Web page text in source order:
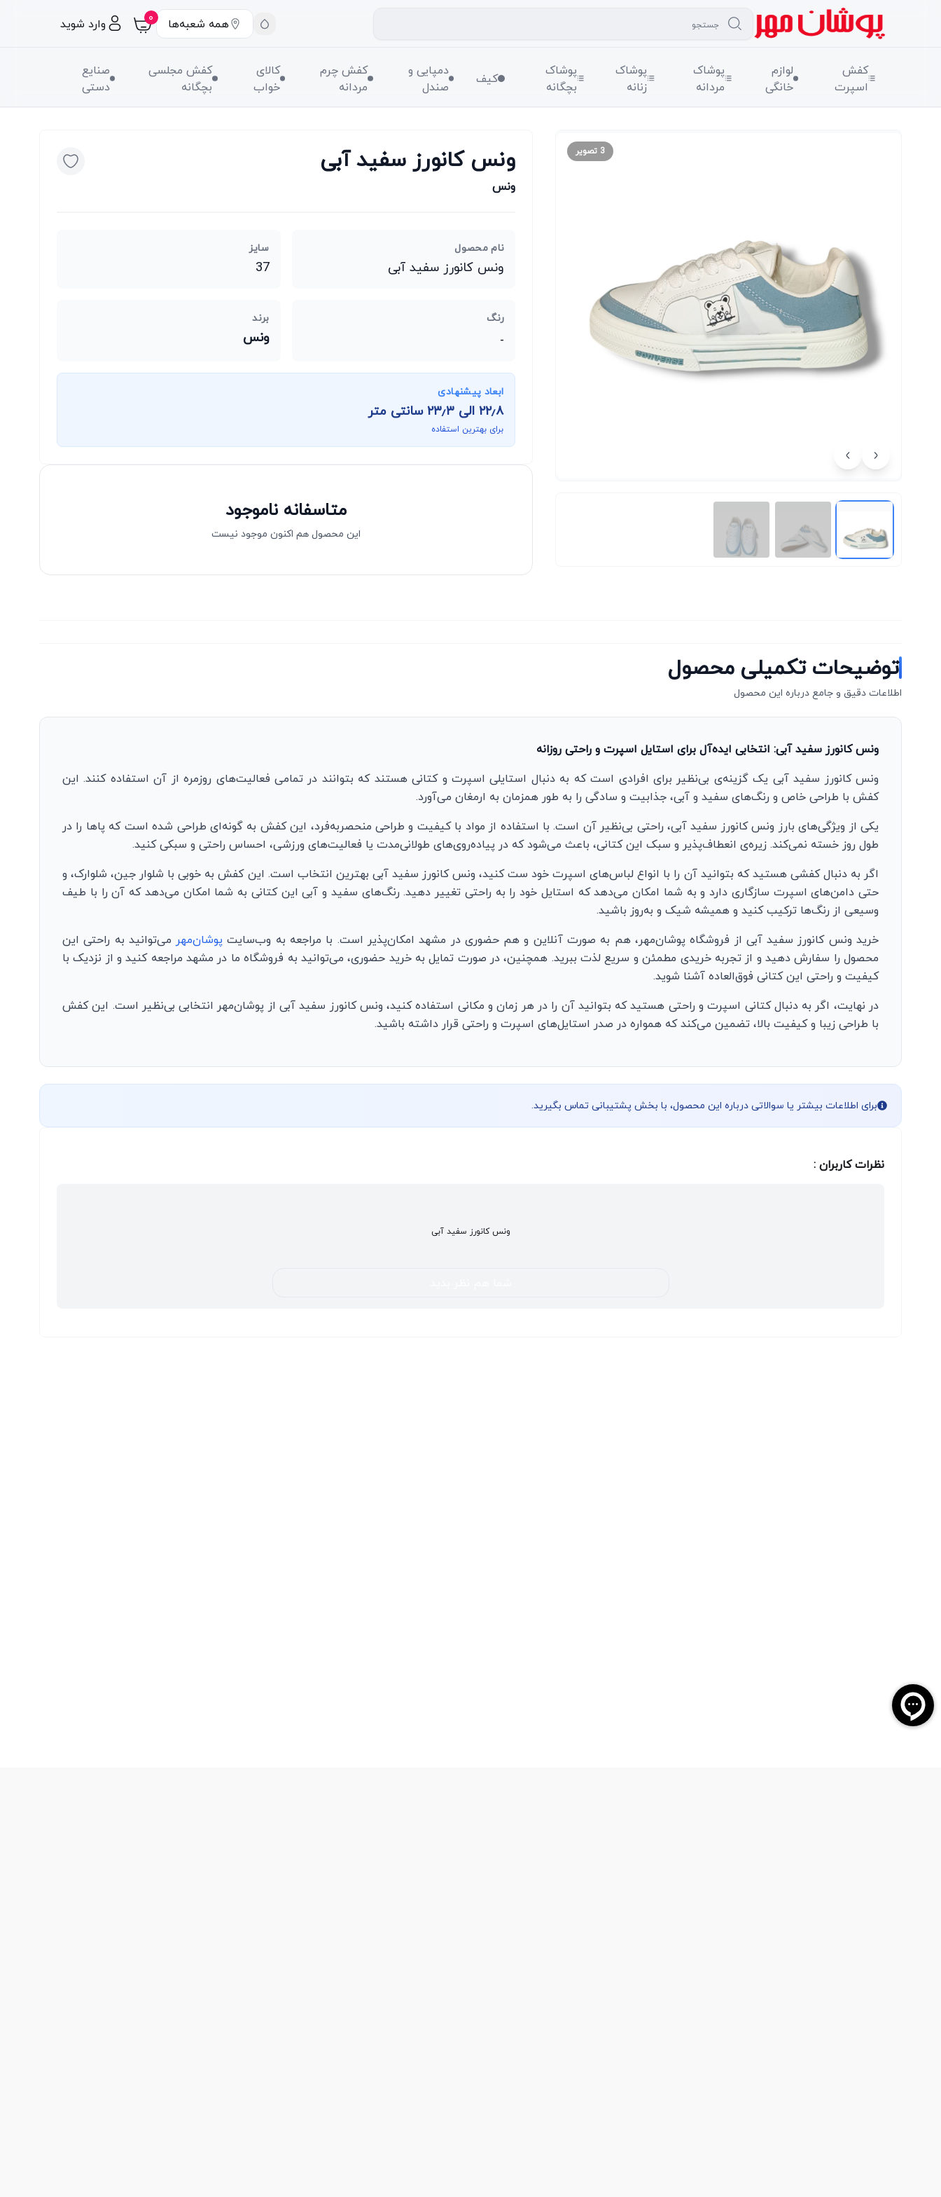
همه شعبه‌ها ۰ وارد شوید
کفش
اسپرت
لوازم
خانگی
پوشاک
مردانه
پوشاک
زنانه
پوشاک
بچگانه
کیف
دمپایی و
صندل
کفش چرم
مردانه
کالای
خواب
کفش مجلسی
بچگانه
صنایع
دستی
3 تصویر ونس کانورز سفید آبی
ونس
نام محصول
ونس کانورز سفید آبی
سایز
37
رنگ
-
برند
ونس
ابعاد پیشنهادی
۲۲٫۸الی ۲۳٫۳سانتی متر
برای بهترین استفاده
متاسفانه ناموجود
این محصول هم اکنون موجود نیست
توضیحات تکمیلی محصول
اطلاعات دقیق و جامع درباره این محصول
ونس کانورز سفید آبی: انتخابی ایده‌آل برای استایل اسپرت و راحتی روزانه
ونس کانورز سفید آبی یک گزینه‌ی بی‌نظیر برای افرادی است که به دنبال استایلی اسپرت و کتانی‌ هستند که بتوانند در تمامی فعالیت‌های روزمره از آن استفاده کنند. این
کفش با طراحی خاص و رنگ‌های سفید و آبی، جذابیت و سادگی را به طور همزمان به ارمغان می‌آورد.
یکی از ویژگی‌های بارز ونس کانورز سفید آبی، راحتی بی‌نظیر آن است. با استفاده از مواد با کیفیت و طراحی منحصربه‌فرد، این کفش به گونه‌ای طراحی شده است که پاها را در
طول روز خسته نمی‌کند. زیره‌ی انعطاف‌پذیر و سبک این کتانی، باعث می‌شود که در پیاده‌روی‌های طولانی‌مدت یا فعالیت‌های ورزشی، احساس راحتی و سبکی کنید.
اگر به دنبال کفشی هستید که بتوانید آن را با انواع لباس‌های اسپرت خود ست کنید، ونس کانورز سفید آبی بهترین انتخاب است. این کفش به خوبی با شلوار جین، شلوارک، و
حتی دامن‌های اسپرت سازگاری دارد و به شما امکان می‌دهد که استایل خود را به راحتی تغییر دهید. رنگ‌های سفید و آبی این کتانی به شما امکان می‌دهد که آن را با طیف
وسیعی از رنگ‌ها ترکیب کنید و همیشه شیک و به‌روز باشید.
خرید ونس کانورز سفید آبی از فروشگاه پوشان‌مهر، هم به صورت آنلاین و هم حضوری در مشهد امکان‌پذیر است. با مراجعه به وب‌سایت پوشان‌مهر می‌توانید به راحتی این
محصول را سفارش دهید و از تجربه خریدی مطمئن و سریع لذت ببرید. همچنین، در صورت تمایل به خرید حضوری، می‌توانید به فروشگاه ما در مشهد مراجعه کنید و از نزدیک با
کیفیت و راحتی این کتانی فوق‌العاده آشنا شوید.
در نهایت، اگر به دنبال کتانی اسپرت و راحتی هستید که بتوانید آن را در هر زمان و مکانی استفاده کنید، ونس کانورز سفید آبی از پوشان‌مهر انتخابی بی‌نظیر است. این کفش
با طراحی زیبا و کیفیت بالا، تضمین می‌کند که همواره در صدر استایل‌های اسپرت و راحتی قرار داشته باشید.
برای اطلاعات بیشتر یا سوالاتی درباره این محصول، با بخش پشتیبانی تماس بگیرید.
نظرات کاربران :
ونس کانورز سفید آبی